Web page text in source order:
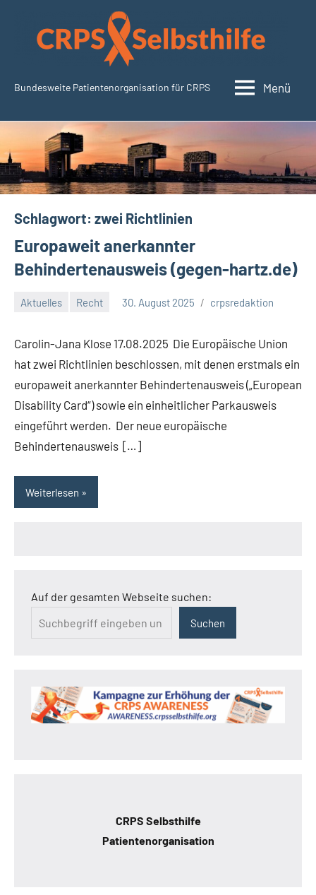
springen
CRPSSelbsthilfe.org
Bundesweite Patientenorganisation für CRPS Menü
Schlagwort: zwei Richtlinien
Europaweit anerkannter
Behindertenausweis (gegen-hartz.de)
Aktuelles Recht 30. August 2025 crpsredaktion
Carolin-Jana Klose 17.08.2025 Die Europäische Union
hat zwei Richtlinien beschlossen, mit denen erstmals ein
europaweit anerkannter Behindertenausweis („European
Disability Card“) sowie ein einheitlicher Parkausweis
eingeführt werden. Der neue europäische
Behindertenausweis […]
Weiterlesen
Auf der gesamten Webseite suchen:
Suchen
CRPS Selbsthilfe
Patientenorganisation